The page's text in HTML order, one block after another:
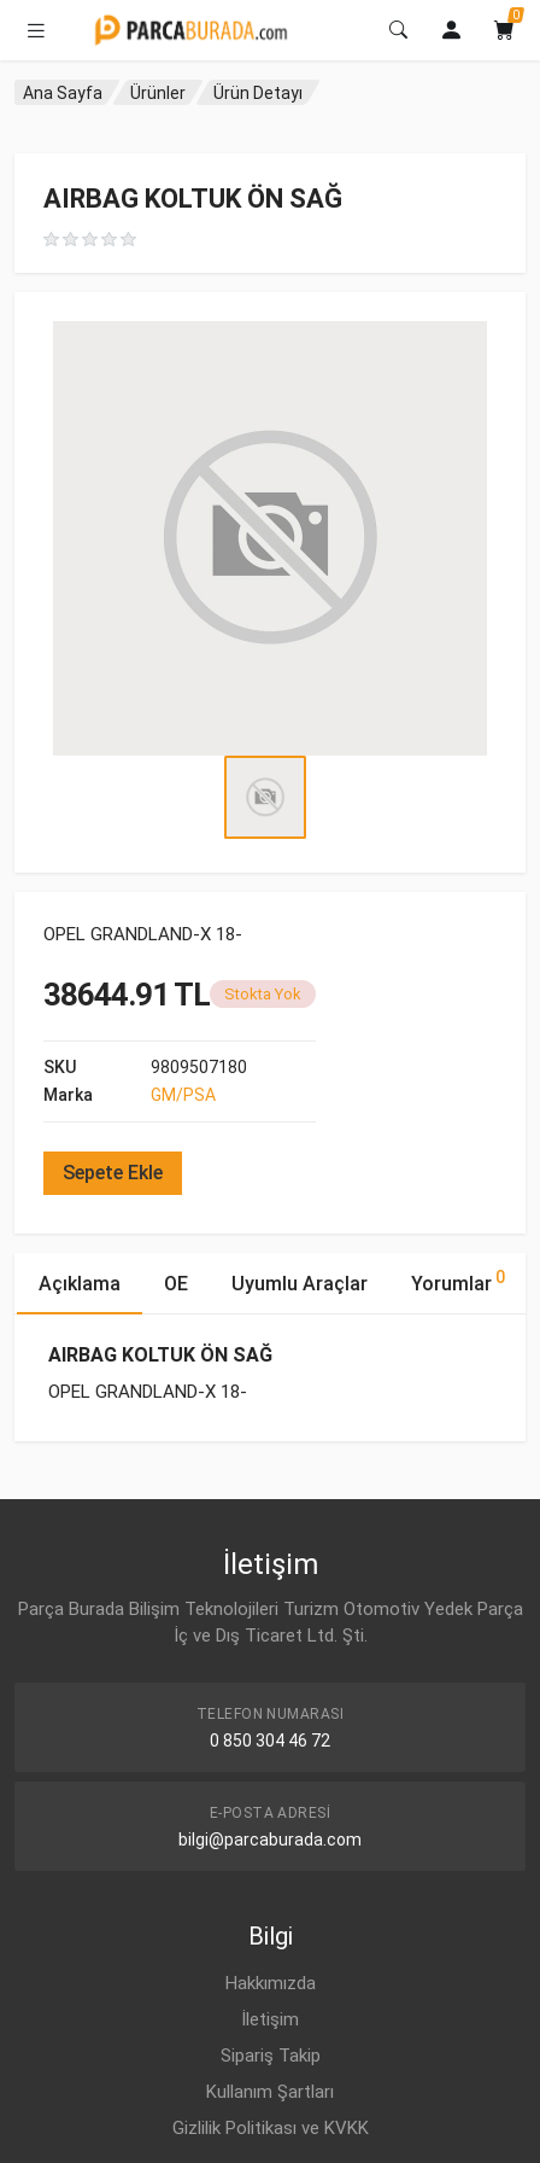
0
Ana Sayfa Ürünler Ürün Detayı
AIRBAG KOLTUK ÖN SAĞ
OPEL GRANDLAND-X 18-
38644.91 TL Stokta Yok
SKU
9809507180
Marka
GM/PSA
Sepete Ekle
Açıklama OE Uyumlu Araçlar Yorumlar 0
AIRBAG KOLTUK ÖN SAĞ
OPEL GRANDLAND-X 18-
İletişim
Parça Burada Bilişim Teknolojileri Turizm Otomotiv Yedek Parça
İç ve Dış Ticaret Ltd. Şti.
TELEFON NUMARASI
0 850 304 46 72
E-POSTA ADRESI
bilgi@parcaburada.com
Bilgi
Hakkımızda
İletişim
Sipariş Takip
Kullanım Şartları
Gizlilik Politikası ve KVKK